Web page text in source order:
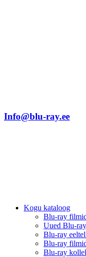
Info@blu-ray.ee
Kogu kataloog
Blu-ray
Uued Blu-
Blu-ray
Blu-ray
Blu-ray